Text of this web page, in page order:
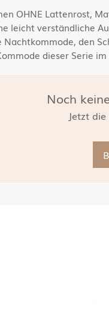
OHNE Lattenrost,
leicht verständliche
den
dieser Serie im
Noch
Jetzt